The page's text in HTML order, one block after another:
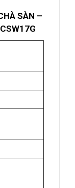
SÀN –